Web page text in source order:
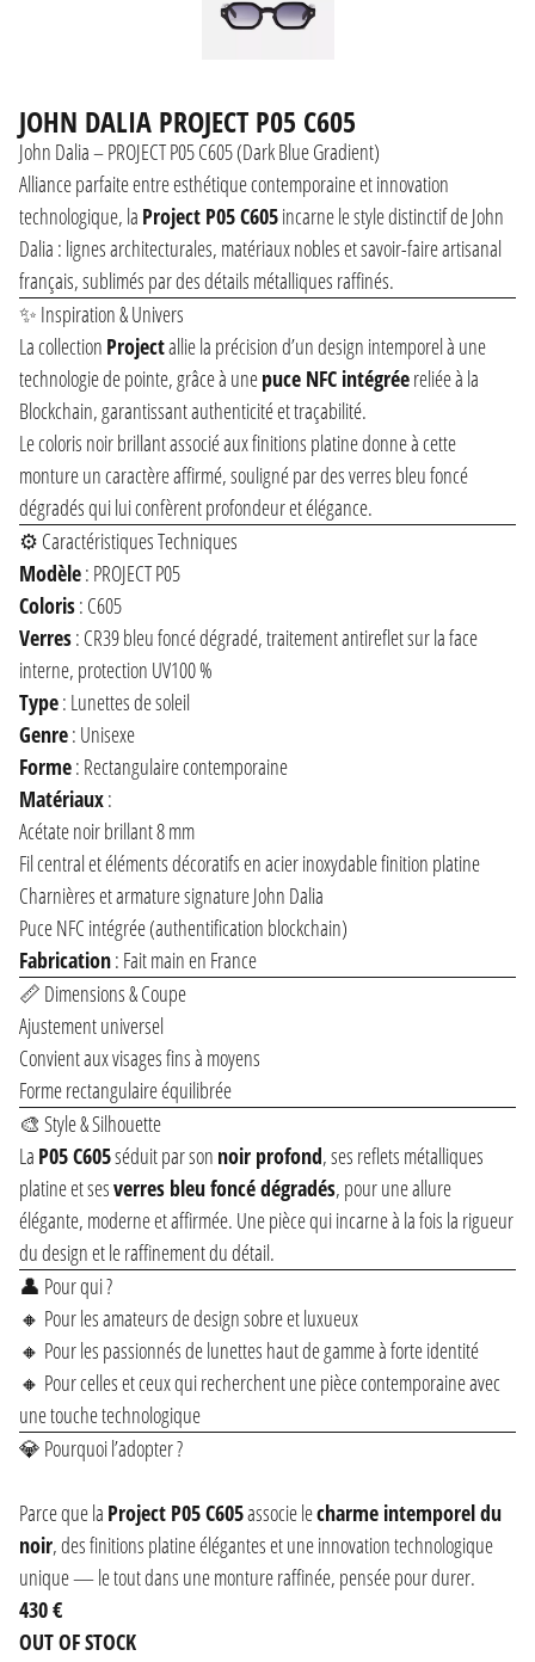
JOHN DALIA PROJECT P05 C605
John Dalia – PROJECT P05 C605 (Dark Blue Gradient)
Alliance parfaite entre esthétique contemporaine et innovation
technologique, la Project P05 C605incarne le style distinctif de John
Dalia : lignes architecturales, matériaux nobles et savoir-faire artisanal
français, sublimés par des détails métalliques raffinés.
✨ Inspiration & Univers
La collection Projectallie la précision d’un design intemporel à une
technologie de pointe, grâce à unepuce NFC intégréereliée à la
Blockchain, garantissant authenticité et traçabilité.
Le coloris noir brillant associé aux finitions platine donne à cette
monture un caractère affirmé, souligné par des verres bleu foncé
dégradés qui lui confèrent profondeur et élégance.
⚙️ Caractéristiques Techniques
Modèle: PROJECT P05
Coloris: C605
Verres: CR39 bleu foncé dégradé, traitement antireflet sur la face
interne, protection UV100 %
Type: Lunettes de soleil
Genre: Unisexe
Forme: Rectangulaire contemporaine
Matériaux:
Acétate noir brillant 8 mm
Fil central et éléments décoratifs en acier inoxydable finition platine
Charnières et armature signature John Dalia
Puce NFC intégrée (authentification blockchain)
Fabrication: Fait main en France
📏 Dimensions & Coupe
Ajustement universel
Convient aux visages fins à moyens
Forme rectangulaire équilibrée
🎨 Style & Silhouette
La P05 C605séduit par son noir profond, ses reflets métalliques
platine et sesverres bleu foncé dégradés, pour une allure
élégante, moderne et affirmée. Une pièce qui incarne à la fois la rigueur
du design et le raffinement du détail.
👤 Pour qui ?
🔸 Pour les amateurs de design sobre et luxueux
🔸 Pour les passionnés de lunettes haut de gamme à forte identité
🔸 Pour celles et ceux qui recherchent une pièce contemporaine avec
une touche technologique
💎 Pourquoi l’adopter ?
Parce que la Project P05 C605associe lecharme intemporel du
noir, des finitions platine élégantes et une innovation technologique
unique — le tout dans une monture raffinée, pensée pour durer.
430 €
OUT OF STOCK